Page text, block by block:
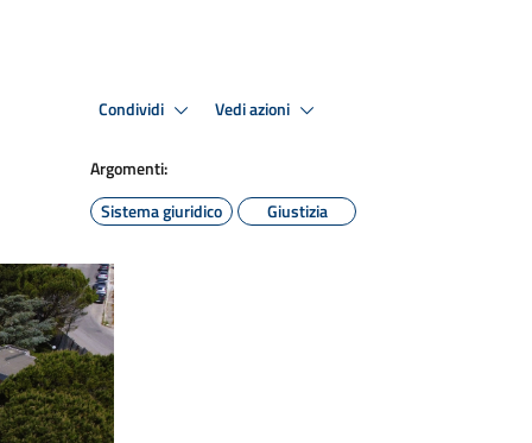
Condividi Vedi azioni
Argomenti:
Sistema giuridico
Giustizia